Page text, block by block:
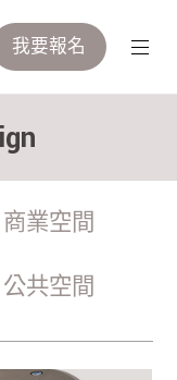
我要報名
商業空間
公共空間